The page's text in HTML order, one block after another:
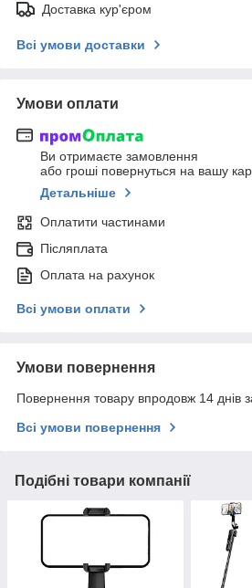
Доставка кур'єром
Всі умови доставки
Умови оплати
Ви отримаєте замовлення
або гроші повернуться на вашу
Детальніше
Оплатити частинами
Післяплата
Оплата на рахунок
Всі умови оплати
Умови повернення
Повернення товару впродовж 14 днів
Всі умови повернення
Подібні товари компанії